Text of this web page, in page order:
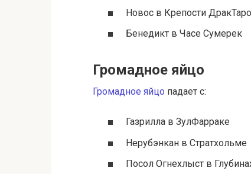
Новос в Крепости
Бенедикт в Часе Сумерек
Громадное яйцо
Громадное яйцо падает с:
Газрилла в ЗулФарраке
Нерубэнкан в Стратхольме
Посол Огнехлыст в